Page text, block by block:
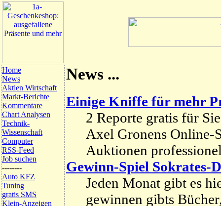
Home
News
Aktien Wirtschaft
Markt-Berichte
Kommentare
Chart Analysen
Technik-
Wissenschaft
Computer
RSS-Feed
Job suchen
--------
Auto KFZ
Tuning
gratis SMS
Klein-Anzeigen
News ...
Einige Kniffe für mehr
2 Reporte gratis für
Axel Gronens Online-
Auktionen
Gewinn-Spiel Sokrates-
Jeden Monat gibt es
gewinnen gibts